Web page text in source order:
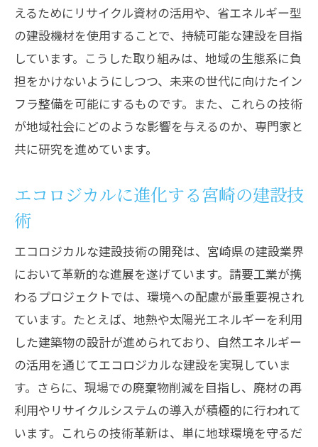
えるためにリサイクル資材の活用や、省エネルギー型
の建設機材を使用することで、持続可能な建設を目指
しています。こうした取り組みは、地域の生態系に負
担をかけないようにしつつ、未来の世代に向けたイン
フラ整備を可能にするものです。また、これらの技術
が地域社会にどのような影響を与えるのか、専門家と
共に研究を進めています。
エコロジカルに進化する宮崎の建設技
術
エコロジカルな建設技術の開発は、宮崎県の建設業界
において革新的な進展を遂げています。請要工業が携
わるプロジェクトでは、環境への配慮が最重要視され
ています。たとえば、地熱や太陽光エネルギーを利用
した建築物の設計が進められており、自然エネルギー
の活用を通じてエコロジカルな建設を実現していま
す。さらに、現場での廃棄物削減を目指し、廃材の再
利用やリサイクルシステムの導入が積極的に行われて
います。これらの技術革新は、単に地球環境を守るだ